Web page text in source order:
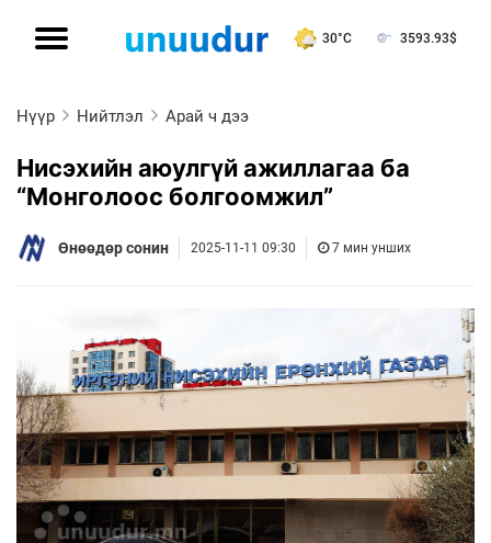
30°C 3593.93$
Нүүр Нийтлэл Арай ч дээ
Нисэхийн аюулгүй ажиллагаа ба
“Монголоос болгоомжил”
Өнөөдөр сонин 2025-11-11 09:30 7 мин унших